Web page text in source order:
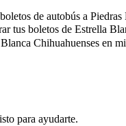
de autobús a
tus boletos de Estrella
Chihuahuenses en
para ayudarte.